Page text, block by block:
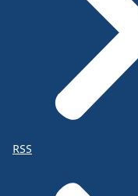
RSS